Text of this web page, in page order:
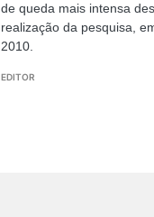
de queda mais intensa
realização da pesquisa,
2010.
EDITOR